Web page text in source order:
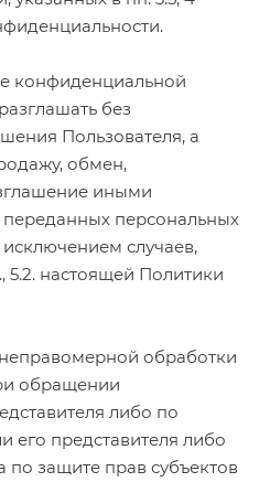
без
Пользователя, а
обмен,
иными
персональных
случаев,
5.2. настоящей Политики
обработки
обращении
либо по
его представителя либо
защите прав субъектов